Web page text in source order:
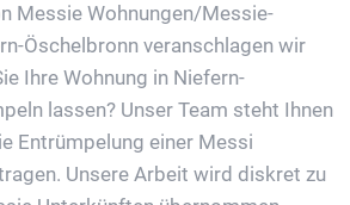
Messie Wohnungen/Messie-
Öschelbronn veranschlagen wir
Ihre Wohnung in Niefern-
lassen? Unser Team steht Ihnen
Entrümpelung einer Messi
Unsere Arbeit wird diskret zu